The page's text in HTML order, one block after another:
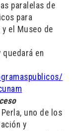
paralelas de
para
el Museo de
en
uno de los
y